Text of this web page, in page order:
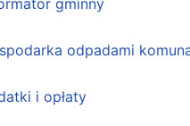
gminny
odpadami
i opłaty